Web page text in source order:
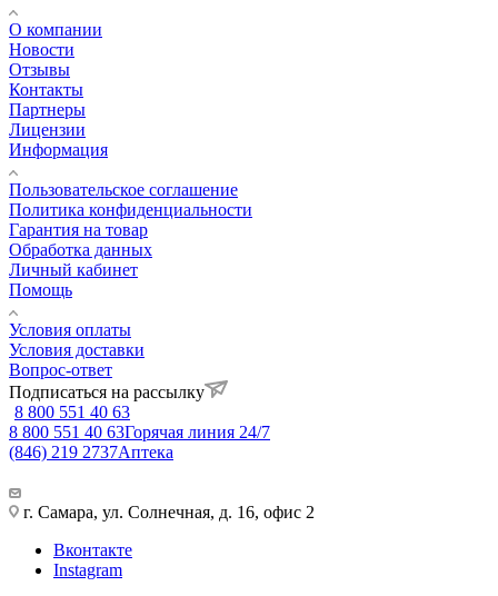
О компании
Новости
Отзывы
Контакты
Партнеры
Лицензии
Информация
Пользовательское соглашение
Политика конфиденциальности
Гарантия на товар
Обработка данных
Личный кабинет
Помощь
Условия оплаты
Условия доставки
Вопрос-ответ
Подписаться на рассылку
8 800 551 40 63
8 800 551 40 63Горячая линия 24/7
(846) 219 2737Аптека
г. Самара, ул. Солнечная, д. 16, офис 2
Вконтакте
Instagram